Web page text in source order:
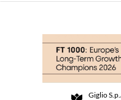
Community Store
返品と返金
Giglio